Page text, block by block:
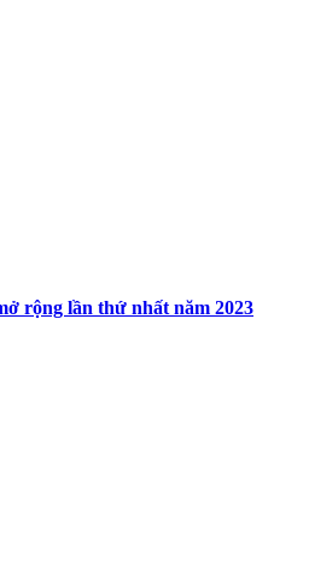
rộng lần thứ nhất năm 2023